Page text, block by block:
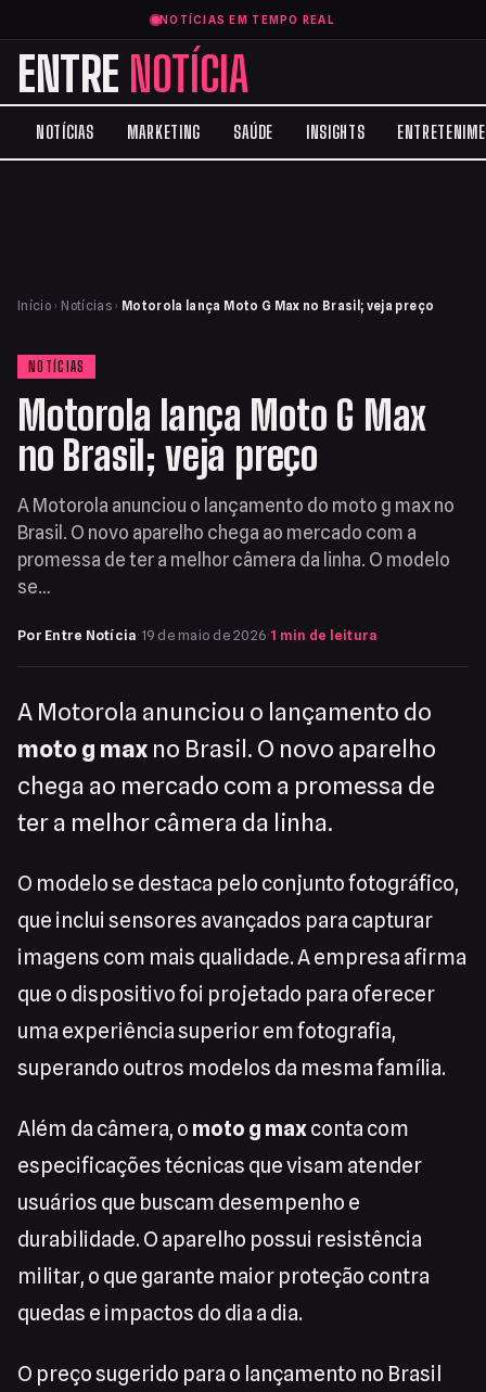
NOTÍCIAS EM TEMPO REAL
ENTRE NOTÍCIA
NOTÍCIAS MARKETING SAÚDE INSIGHTS
Início › Notícias › Motorola lança Moto G Max no Brasil; veja preço
NOTÍCIAS
Motorola lança Moto G Max
no Brasil; veja preço
A Motorola anunciou o lançamento do moto g max no
Brasil. O novo aparelho chega ao mercado com a
promessa de ter a melhor câmera da linha. O modelo
se…
Por Entre Notícia· 19 de maio de 2026·1 min de leitura
A Motorola anunciou o lançamento do
moto g max no Brasil. O novo aparelho
chega ao mercado com a promessa de
ter a melhor câmera da linha.
O modelo se destaca pelo conjunto fotográfico,
que inclui sensores avançados para capturar
imagens com mais qualidade. A empresa afirma
que o dispositivo foi projetado para oferecer
uma experiência superior em fotografia,
superando outros modelos da mesma família.
Além da câmera, o moto g maxconta com
especificações técnicas que visam atender
usuários que buscam desempenho e
durabilidade. O aparelho possui resistência
militar, o que garante maior proteção contra
quedas e impactos do dia a dia.
O preço sugerido para o lançamento no Brasil